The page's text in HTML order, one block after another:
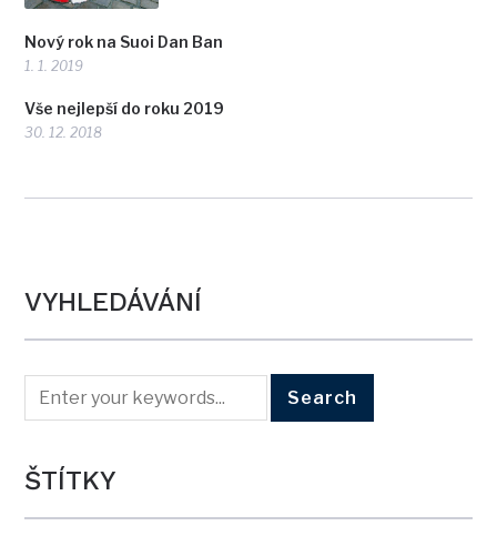
Nový rok na Suoi Dan Ban
1. 1. 2019
Vše nejlepší do roku 2019
30. 12. 2018
VYHLEDÁVÁNÍ
ŠTÍTKY